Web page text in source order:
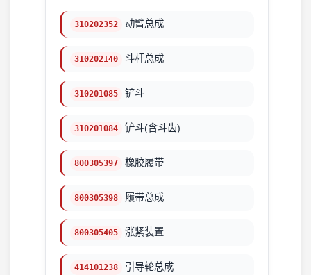
310202352 动臂总成
310202140 斗杆总成
310201085 铲斗
310201084 铲斗(含斗齿)
800305397 橡胶履带
800305398 履带总成
800305405 涨紧装置
414101238 引导轮总成